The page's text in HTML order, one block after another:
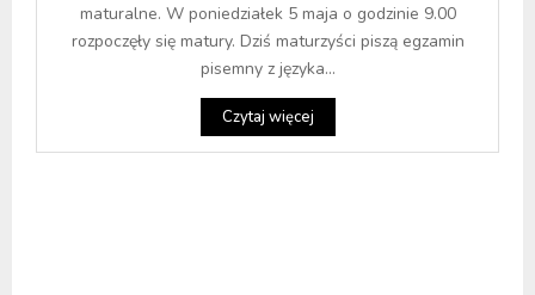
maturalne. W poniedziałek 5 maja o godzinie 9.00
rozpoczęły się matury. Dziś maturzyści piszą egzamin
pisemny z języka...
Czytaj więcej